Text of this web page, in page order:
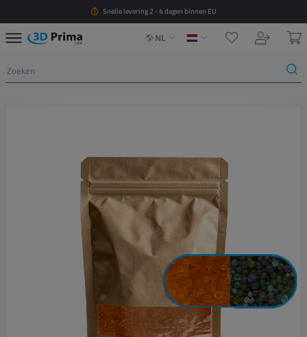
Snelle levering 2 - 6 dagen binnen EU
NL